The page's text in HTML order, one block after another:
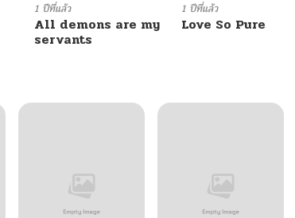
1 ปีที่แล้ว
All demons are my
servants
1 ปีที่แล้ว
Love So Pure